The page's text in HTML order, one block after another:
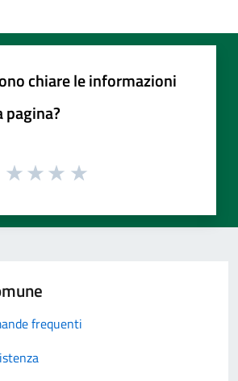
chiare le informazioni
pagina?
frequenti